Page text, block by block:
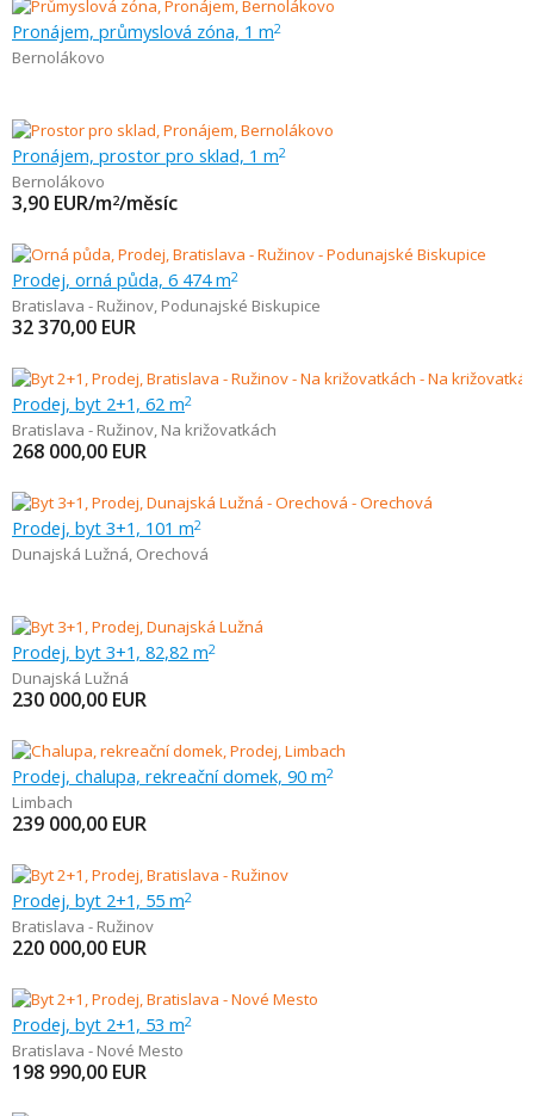
Pronájem, průmyslová zóna, 1 m2
Bernolákovo
Pronájem, prostor pro sklad, 1 m2
Bernolákovo
3,90 EUR/m2/měsíc
Prodej, orná půda, 6 474 m2
Bratislava - Ružinov, Podunajské Biskupice
32 370,00 EUR
Prodej, byt 2+1, 62 m2
Bratislava - Ružinov, Na križovatkách
268 000,00 EUR
Prodej, byt 3+1, 101 m2
Dunajská Lužná, Orechová
Prodej, byt 3+1, 82,82 m2
Dunajská Lužná
230 000,00 EUR
Prodej, chalupa, rekreační domek, 90 m2
Limbach
239 000,00 EUR
Prodej, byt 2+1, 55 m2
Bratislava - Ružinov
220 000,00 EUR
Prodej, byt 2+1, 53 m2
Bratislava - Nové Mesto
198 990,00 EUR